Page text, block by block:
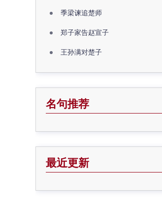
季梁谏追楚师
郑子家告赵宣子
王孙满对楚子
名句推荐
最近更新